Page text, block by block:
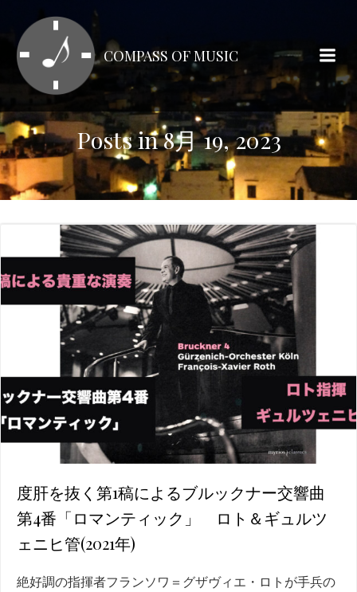
テ
ン
ツ
ス
キ
ッ
プ
COMPASS OF MUSIC
Posts in 8月 19, 2023
度肝を抜く第1稿によるブルックナー交響曲
第4番「ロマンティック」 ロト＆ギュルツ
ェニヒ管(2021年)
絶好調の指揮者フランソワ＝グザヴィエ・ロトが手兵の